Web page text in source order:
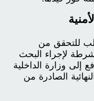
للتحقق من
لإجراء البحث
إلى وزارة الداخلية
الصادرة من